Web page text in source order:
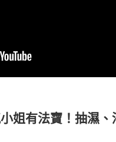
小姐有法寶！抽濕、